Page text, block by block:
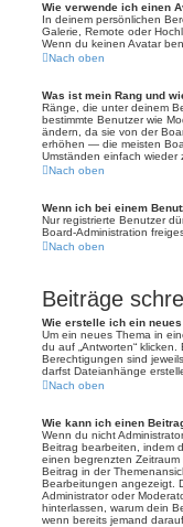
Wie verwende ich einen
In deinem persönlichen
Galerie, Remote oder
Wenn du keinen Avatar
Nach oben
Was ist mein Rang und
Ränge, die unter deinem
bestimmte Benutzer wie
ändern, da sie von der
erhöhen — die meisten
Umständen einfach wieder
Nach oben
Wenn ich bei einem
Nur registrierte Benutzer
Board-Administration
Nach oben
Beiträge
Wie erstelle ich ein
Um ein neues Thema in
du auf „Antworten“
Berechtigungen sind
darfst Dateianhänge
Nach oben
Wie kann ich einen
Wenn du nicht
Beitrag bearbeiten, indem
einen begrenzten
Beitrag in der
Bearbeitungen angezeigt.
Administrator oder
hinterlassen, warum dein
wenn bereits jemand